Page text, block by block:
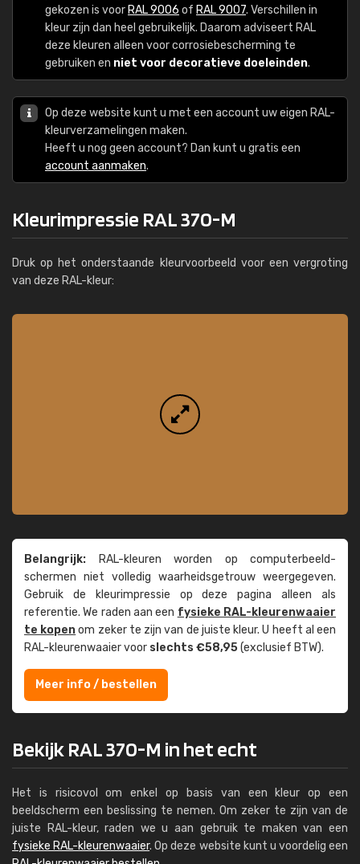
gekozen is voor RAL 9006 of RAL 9007. Verschillen in
kleur zijn dan heel gebruikelijk. Daarom adviseert RAL
deze kleuren alleen voor corrosiebescherming te
gebruiken en niet voor decoratieve doeleinden.
Op deze website kunt u met een account uw eigen RAL-
kleurverzamelingen maken.
Heeft u nog geen account? Dan kunt u gratis een
account aanmaken.
Kleurimpressie RAL 370-M
Druk op het onderstaande kleurvoorbeeld voor een vergroting
van deze RAL-kleur:
Belangrijk: RAL-kleuren worden op computer­beeld­
schermen niet volledig waarheids­­getrouw weer­gegeven.
Gebruik de kleur­impressie op deze pagina alleen als
referentie. We raden aan een fysieke RAL-kleuren­waaier
te kopenom zeker te zijn van de juiste kleur. U heeft al een
RAL-kleuren­waaier voor slechts €58,95(exclusief BTW).
Meer info / bestellen
Bekijk RAL 370-M in het echt
Het is risicovol om enkel op basis van een kleur op een
beeldscherm een beslissing te nemen. Om zeker te zijn van de
juiste RAL-kleur, raden we u aan gebruik te maken van een
fysieke RAL-kleurenwaaier. Op deze website kunt u voordelig een